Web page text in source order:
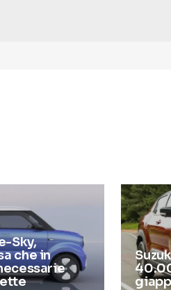
Sky,
che in